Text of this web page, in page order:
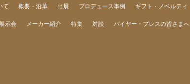
て 概要・沿革 出展 プロデュース事例 ギフト・ノベルティ
示会 メーカー紹介 特集 対談 バイヤー・プレスの皆さまへ